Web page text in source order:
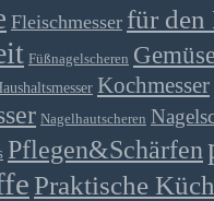
Fleischmesser für den
Füßnagelscheren
Kochmesser
Nagelhautscheren
Pflegen&Schärfen
Praktische